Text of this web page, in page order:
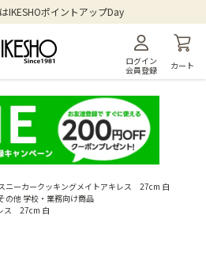
IKESHOポイントアップDay
ログイン
会員登録
カート
スニーカークッキングメイトアキレス 27cm 白
の他 学校・業務向け商品
ス 27cm 白